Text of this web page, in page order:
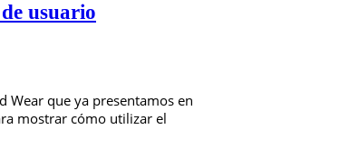
usuario
Wear que ya presentamos en
mostrar cómo utilizar el